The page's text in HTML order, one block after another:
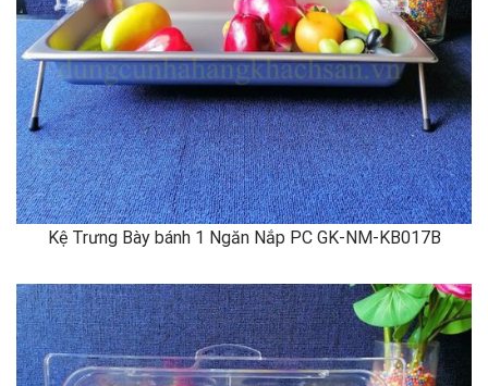
Kệ Trưng Bày bánh 1 Ngăn Nắp PC GK-NM-KB017B